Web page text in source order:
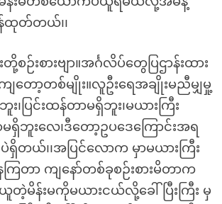
န်ထုတ်တယ်၊၊
တို့စဉ်းစားဗျာ။အင်္ဂလိပ်တွေပြဌာန်းထား
ော့တစ်မျိုး။လူဦးရေအချိုးမညီမျှမှု့
၊ပြင်းထန်တာမရှိဘူး၊မယားကြီး
ဘူးလေ၊ဒီတော့ဥပဒေကြောင်းအရ
ရှိတယ်၊၊အပြင်လောက မှာမယားကြီး
ကြတာ ကျနော်တစ်ခုစဉ်းစားမိတာက
မိန်းမကိုမယားငယ်လို့ခေါ်ပြီးကြီး မှ